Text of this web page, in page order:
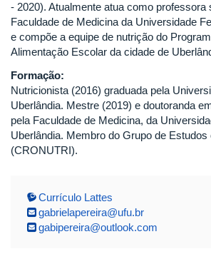
- 2020). Atualmente atua como professora
Faculdade de Medicina da Universidade
e compõe a equipe de nutrição do
Alimentação Escolar da cidade de
Formação:
Nutricionista (2016) graduada pela
Uberlândia. Mestre (2019) e doutoranda
pela Faculdade de Medicina, da
Uberlândia. Membro do Grupo de
(CRONUTRI).
Currículo Lattes
gabrielapereira@ufu.br
gabipereira@outlook.com